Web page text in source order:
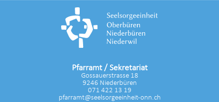
Pfarramt / Sekretariat
Gossauerstrasse 18
9246 Niederbüren
071 422 13 19
pfarramt@seelsorgeeinheit-onn.ch